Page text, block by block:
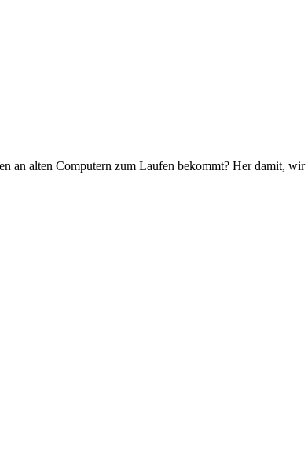
an alten Computern zum Laufen bekommt? Her damit,